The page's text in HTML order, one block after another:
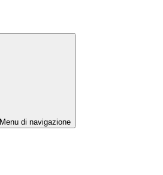
Menu di navigazione